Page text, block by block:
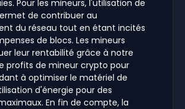
Pour les mineurs, l'utilisation de
de contribuer au
du réseau tout en étant incités
de blocs. Les mineurs
leur rentabilité grâce à notre
profits de mineur crypto pour
à optimiser le matériel de
d'énergie pour des
En fin de compte, la